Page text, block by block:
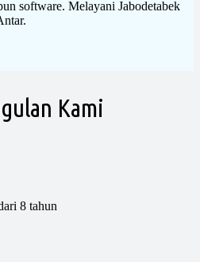
software. Melayani Jabodetabek
Kami
8 tahun